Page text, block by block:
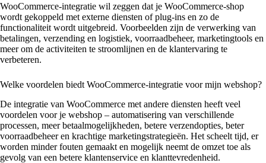
WooCommerce-integratie wil zeggen dat je WooCommerce-shop
wordt gekoppeld met externe diensten of plug-ins en zo de
functionaliteit wordt uitgebreid. Voorbeelden zijn de verwerking van
betalingen, verzending en logistiek, voorraadbeheer, marketingtools en
meer om de activiteiten te stroomlijnen en de klantervaring te
verbeteren.
Welke voordelen biedt WooCommerce-integratie voor mijn webshop?
De integratie van WooCommerce met andere diensten heeft veel
voordelen voor je webshop – automatisering van verschillende
processen, meer betaalmogelijkheden, betere verzendopties, beter
voorraadbeheer en krachtige marketingstrategieën. Het scheelt tijd, er
worden minder fouten gemaakt en mogelijk neemt de omzet toe als
gevolg van een betere klantenservice en klanttevredenheid.